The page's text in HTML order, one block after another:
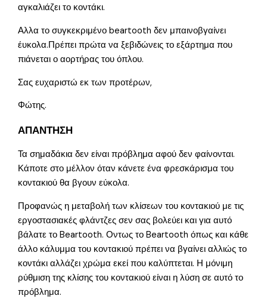
αγκαλιάζει το κοντάκι.
Αλλα το συγκεκριμένο beartooth δεν μπαινοβγαίνει
έυκολα.Πρέπει πρώτα να ξεβιδώνεις το εξάρτημα που
πιάνεται ο αορτήρας του όπλου.
Σας ευχαριστώ εκ των προτέρων,
Φώτης.
ΑΠΑΝΤΗΣΗ
Τα σημαδάκια δεν είναι πρόβλημα αφού δεν φαίνονται.
Κάποτε στο μέλλον όταν κάνετε ένα φρεσκάρισμα του
κοντακιού θα βγουν εύκολα.
Προφανώς η μεταβολή των κλίσεων του κοντακιού με τις
εργοστασιακές φλάντζες σεν σας βολεύει και για αυτό
βάλατε το Beartooth. Οντως το Beartooth όπως και κάθε
άλλο κάλυμμα του κοντακιού πρέπει να βγαίνει αλλιώς το
κοντάκι αλλάζει χρώμα εκεί που καλύπτεται. Η μόνιμη
ρύθμιση της κλίσης του κοντακιού είναι η λύση σε αυτό το
πρόβλημα.